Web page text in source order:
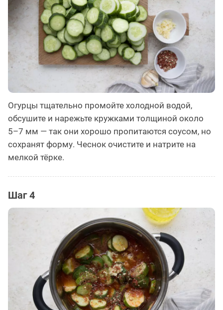
Огурцы тщательно промойте холодной водой,
обсушите и нарежьте кружками толщиной около
5–7 мм — так они хорошо пропитаются соусом, но
сохранят форму. Чеснок очистите и натрите на
мелкой тёрке.
Шаг 4